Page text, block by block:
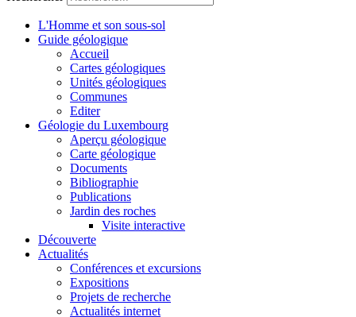
L'Homme et son sous-sol
Guide géologique
Accueil
Cartes géologiques
Unités géologiques
Communes
Editer
Géologie du Luxembourg
Aperçu géologique
Carte géologique
Documents
Bibliographie
Publications
Jardin des roches
Visite interactive
Découverte
Actualités
Conférences et excursions
Expositions
Projets de recherche
Actualités internet